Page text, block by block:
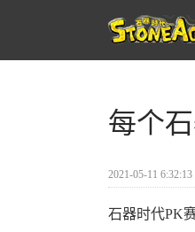
每个
2021-05-11 6:32:13
石器时代PK